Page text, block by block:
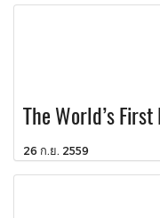
The World’s
26 ก.ย. 2559